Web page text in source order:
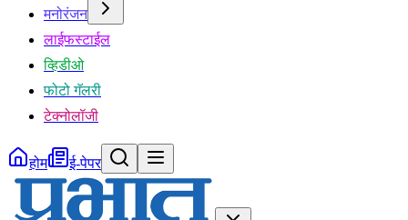
मनोरंजन
लाईफस्टाईल
व्हिडीओ
फोटो गॅलरी
टेक्नोलॉजी
होम ई-पेपर